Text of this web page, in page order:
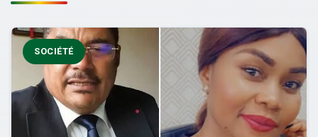
SOCIÉTÉ